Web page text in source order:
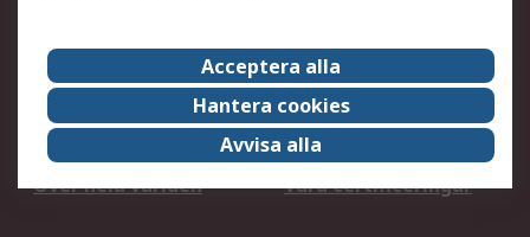
Om RS
Försäljningsvillkor
Det juridiska
Press Centre
Jobba hos RS
ESG
Över hela världen
Våra certificeringar
Acceptera alla
Hantera cookies
Avvisa alla